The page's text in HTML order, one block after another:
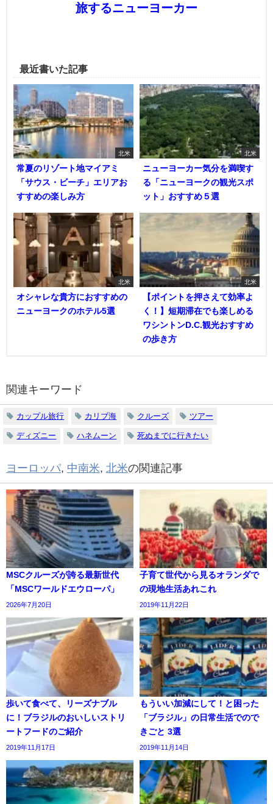
旅するニューヨーカー
最近書いた記事
北米
常夏のリゾート地マイアミ
「サウス・ビーチ」エリアお
すすめの楽しみ方
北米
ニューヨーカー気分を満喫す
る「ニューヨークの観光スポ
ット」おすすめ５選
北米
オシャレな貴方におすすめの
ニューヨークのホテル5選
北米
【ポイントを押さえて効率よ
く！】短期滞在でも楽しめる
ワシントンD.C.観光おすすめ
の歩き方
関連キーワード
カップル旅行 カリブ海 クルーズ ツアー
ディズニー ハネムーン 死ぬまでに行きたい
ヨーロッパ, 中南米, 北米の関連記事
MSCクルーズが誇る最新世代
「MSCワールドエウローパ」
2026年7月20日
子育て世代から見るオランダで
の現地生活あれこれ
2019年11月22日
歩いて食べて、リーズナブル
に！ブラジルのおいしいストリ
ートフードのご紹介
2019年11月17日
もういい加減にして！と困った
「ブラジル」の日常生活でので
きごと 3選
2019年11月14日